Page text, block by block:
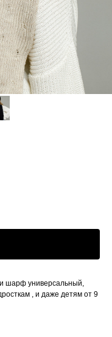
шарф универсальный,
, и даже детям от 9